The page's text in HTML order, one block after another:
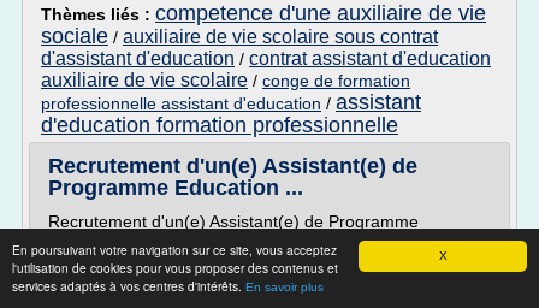
X
En poursuivant votre navigation sur ce site, vous acceptez
l'utilisation de cookies pour vous proposer des contenus et
services adaptés à vos centres d'intérêts. En savoir plus
Thèmes liés : competence d'une auxiliaire de vie
sociale / auxiliaire de vie scolaire sous contrat
d'assistant d'education / contrat assistant d'education
auxiliaire de vie scolaire / conge de formation
professionnelle assistant d'education / assistant
d'education formation professionnelle
Recrutement d'un(e) Assistant(e) de
Programme Education ...
Recrutement d'un(e) Assistant(e) de Programme
Education/Protection
Recrutement d'un(e) Assistant(e) de Programme
Education/Protection